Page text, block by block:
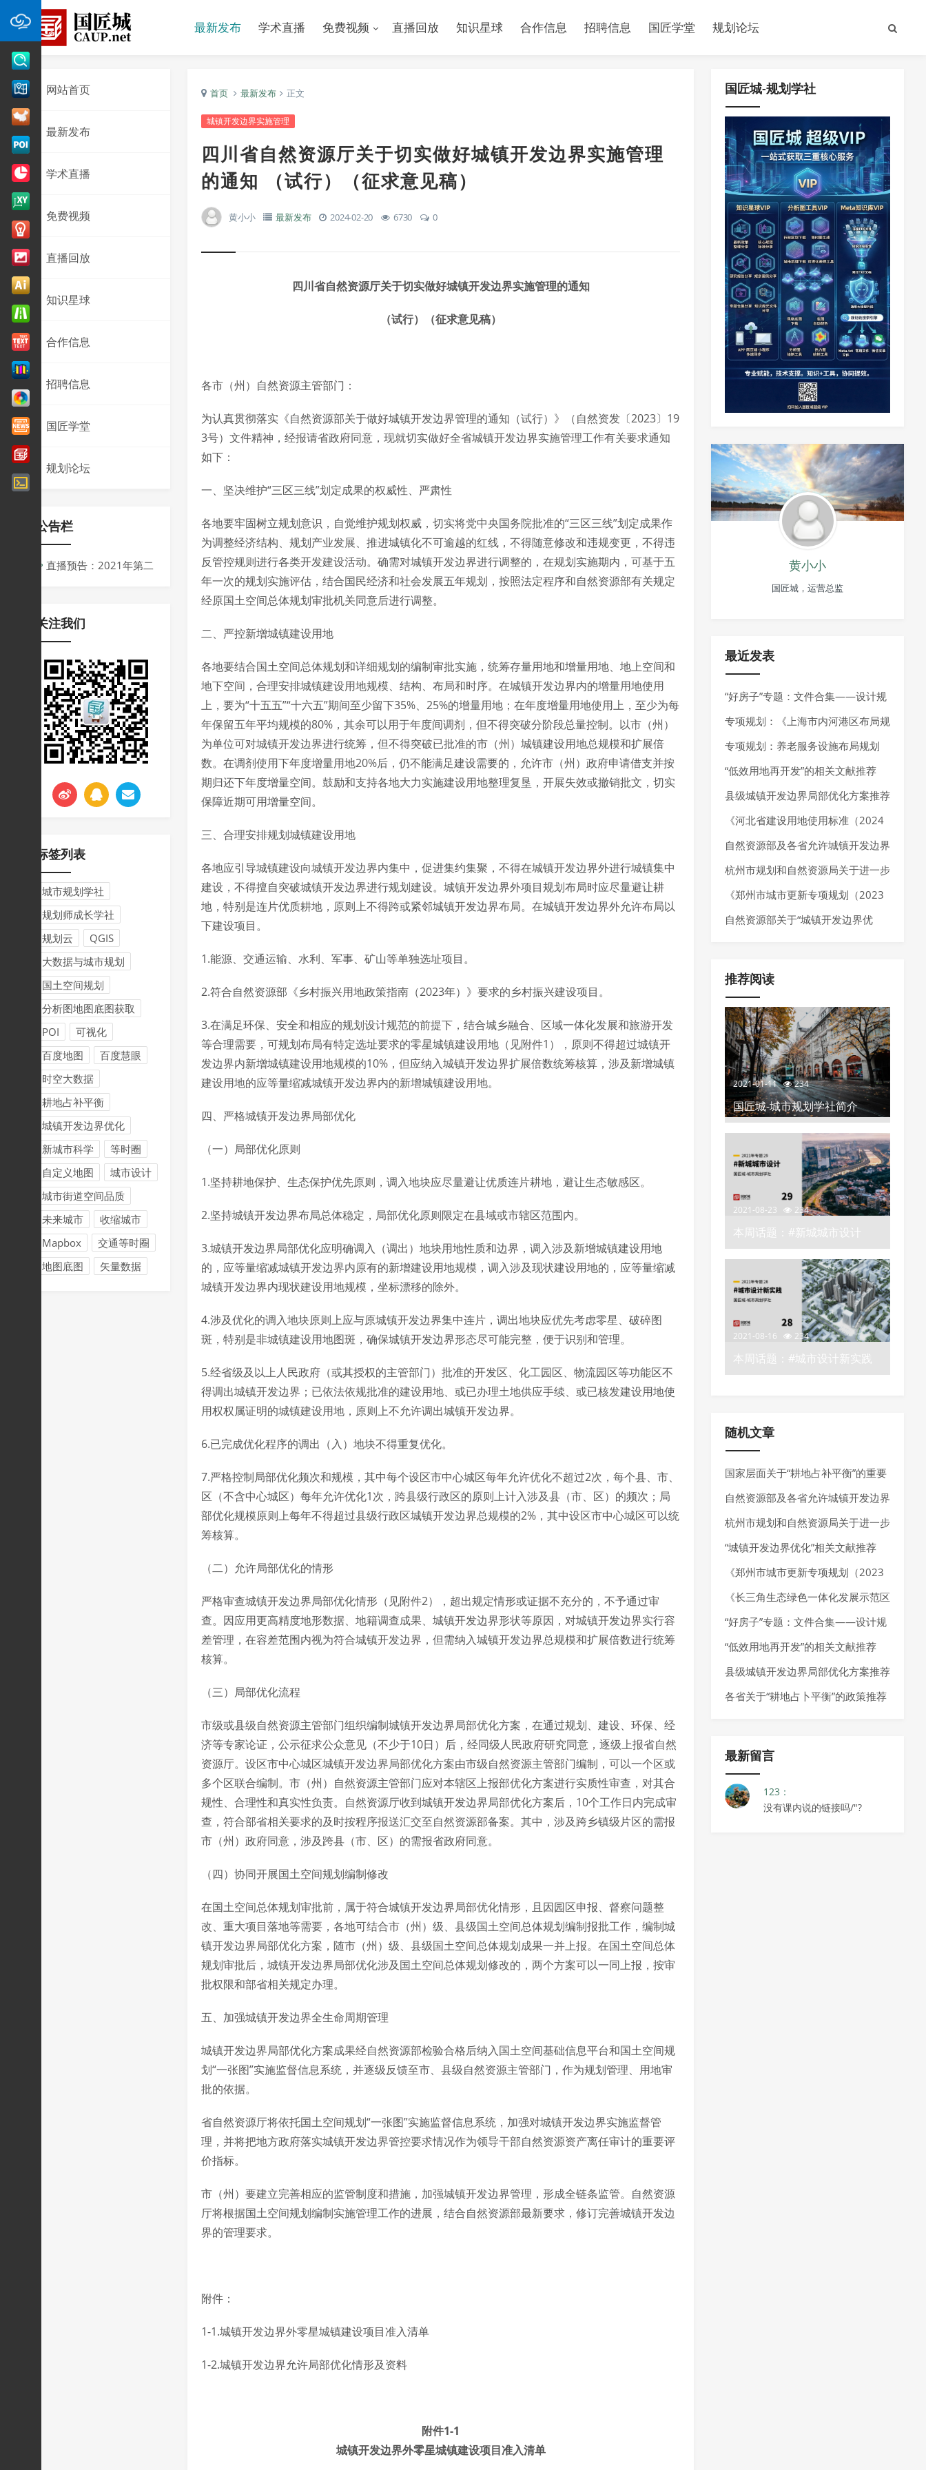
最新发布 学术直播 免费视频 直播回放 知识星球 合作信息 招聘信息 国匠学堂 规划论坛
网站首页
最新发布
学术直播
免费视频
直播回放
知识星球
合作信息
招聘信息
国匠学堂
规划论坛
公告栏
直播预告：2021年第二
挑战与应对
关注我们
标签列表
城市规划学社
规划师成长学社
规划云
QGIS
大数据与城市规划
国土空间规划
分析图地图底图获取
POI
可视化
百度地图
百度慧眼
时空大数据
耕地占补平衡
城镇开发边界优化
新城市科学
等时圈
自定义地图
城市设计
城市街道空间品质
未来城市
收缩城市
Mapbox
交通等时圈
地图底图
矢量数据
首页 最新发布 正文
城镇开发边界实施管理
四川省自然资源厅关于切实做好城镇开发边界实施管理
的通知 （试行）（征求意见稿）
黄小小 最新发布 2024-02-20 6730 0
四川省自然资源厅关于切实做好城镇开发边界实施管理的通知
（试行）（征求意见稿）
各市（州）自然资源主管部门：
为认真贯彻落实《自然资源部关于做好城镇开发边界管理的通知（试行）》（自然资发〔2023〕19
3号）文件精神，经报请省政府同意，现就切实做好全省城镇开发边界实施管理工作有关要求通知
如下：
一、坚决维护“三区三线”划定成果的权威性、严肃性
各地要牢固树立规划意识，自觉维护规划权威，切实将党中央国务院批准的“三区三线”划定成果作
为调整经济结构、规划产业发展、推进城镇化不可逾越的红线，不得随意修改和违规变更，不得违
反管控规则进行各类开发建设活动。确需对城镇开发边界进行调整的，在规划实施期内，可基于五
年一次的规划实施评估，结合国民经济和社会发展五年规划，按照法定程序和自然资源部有关规定
经原国土空间总体规划审批机关同意后进行调整。
二、严控新增城镇建设用地
各地要结合国土空间总体规划和详细规划的编制审批实施，统筹存量用地和增量用地、地上空间和
地下空间，合理安排城镇建设用地规模、结构、布局和时序。在城镇开发边界内的增量用地使用
上，要为“十五五”“十六五”期间至少留下35%、25%的增量用地；在年度增量用地使用上，至少为每
年保留五年平均规模的80%，其余可以用于年度间调剂，但不得突破分阶段总量控制。以市（州）
为单位可对城镇开发边界进行统筹，但不得突破已批准的市（州）城镇建设用地总规模和扩展倍
数。在调剂使用下年度增量用地20%后，仍不能满足建设需要的，允许市（州）政府申请借支并按
期归还下年度增量空间。鼓励和支持各地大力实施建设用地整理复垦，开展失效或撤销批文，切实
保障近期可用增量空间。
三、合理安排规划城镇建设用地
各地应引导城镇建设向城镇开发边界内集中，促进集约集聚，不得在城镇开发边界外进行城镇集中
建设，不得擅自突破城镇开发边界进行规划建设。城镇开发边界外项目规划布局时应尽量避让耕
地，特别是连片优质耕地，原则上不得跨或紧邻城镇开发边界布局。在城镇开发边界外允许布局以
下建设项目。
1.能源、交通运输、水利、军事、矿山等单独选址项目。
2.符合自然资源部《乡村振兴用地政策指南（2023年）》要求的乡村振兴建设项目。
3.在满足环保、安全和相应的规划设计规范的前提下，结合城乡融合、区域一体化发展和旅游开发
等合理需要，可规划布局有特定选址要求的零星城镇建设用地（见附件1），原则不得超过城镇开
发边界内新增城镇建设用地规模的10%，但应纳入城镇开发边界扩展倍数统筹核算，涉及新增城镇
建设用地的应等量缩减城镇开发边界内的新增城镇建设用地。
四、严格城镇开发边界局部优化
（一）局部优化原则
1.坚持耕地保护、生态保护优先原则，调入地块应尽量避让优质连片耕地，避让生态敏感区。
2.坚持城镇开发边界布局总体稳定，局部优化原则限定在县域或市辖区范围内。
3.城镇开发边界局部优化应明确调入（调出）地块用地性质和边界，调入涉及新增城镇建设用地
的，应等量缩减城镇开发边界内原有的新增建设用地规模，调入涉及现状建设用地的，应等量缩减
城镇开发边界内现状建设用地规模，坐标漂移的除外。
4.涉及优化的调入地块原则上应与原城镇开发边界集中连片，调出地块应优先考虑零星、破碎图
斑，特别是非城镇建设用地图斑，确保城镇开发边界形态尽可能完整，便于识别和管理。
5.经省级及以上人民政府（或其授权的主管部门）批准的开发区、化工园区、物流园区等功能区不
得调出城镇开发边界；已依法依规批准的建设用地、或已办理土地供应手续、或已核发建设用地使
用权权属证明的城镇建设用地，原则上不允许调出城镇开发边界。
6.已完成优化程序的调出（入）地块不得重复优化。
7.严格控制局部优化频次和规模，其中每个设区市中心城区每年允许优化不超过2次，每个县、市、
区（不含中心城区）每年允许优化1次，跨县级行政区的原则上计入涉及县（市、区）的频次；局
部优化规模原则上每年不得超过县级行政区城镇开发边界总规模的2%，其中设区市中心城区可以统
筹核算。
（二）允许局部优化的情形
严格审查城镇开发边界局部优化情形（见附件2），超出规定情形或证据不充分的，不予通过审
查。因应用更高精度地形数据、地籍调查成果、城镇开发边界形状等原因，对城镇开发边界实行容
差管理，在容差范围内视为符合城镇开发边界，但需纳入城镇开发边界总规模和扩展倍数进行统筹
核算。
（三）局部优化流程
市级或县级自然资源主管部门组织编制城镇开发边界局部优化方案，在通过规划、建设、环保、经
济等专家论证，公示征求公众意见（不少于10日）后，经同级人民政府研究同意，逐级上报省自然
资源厅。设区市中心城区城镇开发边界局部优化方案由市级自然资源主管部门编制，可以一个区或
多个区联合编制。市（州）自然资源主管部门应对本辖区上报部优化方案进行实质性审查，对其合
规性、合理性和真实性负责。自然资源厅收到城镇开发边界局部优化方案后，10个工作日内完成审
查，符合部省相关要求的及时按程序报送汇交至自然资源部备案。其中，涉及跨乡镇级片区的需报
市（州）政府同意，涉及跨县（市、区）的需报省政府同意。
（四）协同开展国土空间规划编制修改
在国土空间总体规划审批前，属于符合城镇开发边界局部优化情形，且因园区申报、督察问题整
改、重大项目落地等需要，各地可结合市（州）级、县级国土空间总体规划编制报批工作，编制城
镇开发边界局部优化方案，随市（州）级、县级国土空间总体规划成果一并上报。在国土空间总体
规划审批后，城镇开发边界局部优化涉及国土空间总体规划修改的，两个方案可以一同上报，按审
批权限和部省相关规定办理。
五、加强城镇开发边界全生命周期管理
城镇开发边界局部优化方案成果经自然资源部检验合格后纳入国土空间基础信息平台和国土空间规
划“一张图”实施监督信息系统，并逐级反馈至市、县级自然资源主管部门，作为规划管理、用地审
批的依据。
省自然资源厅将依托国土空间规划“一张图”实施监督信息系统，加强对城镇开发边界实施监督管
理，并将把地方政府落实城镇开发边界管控要求情况作为领导干部自然资源资产离任审计的重要评
价指标。
市（州）要建立完善相应的监管制度和措施，加强城镇开发边界管理，形成全链条监管。自然资源
厅将根据国土空间规划编制实施管理工作的进展，结合自然资源部最新要求，修订完善城镇开发边
界的管理要求。
附件：
1-1.城镇开发边界外零星城镇建设项目准入清单
1-2.城镇开发边界允许局部优化情形及资料
附件1-1
城镇开发边界外零星城镇建设项目准入清单
国匠城-规划学社
黄小小
国匠城，运营总监
最近发表
“好房子”专题：文件合集——设计规
范、技术指南、技术导则
专项规划：《上海市内河港区布局规
划（2025-2035年）》发布
专项规划：养老服务设施布局规划
——最新指南请参考《养老服务设施
布局规划编制技术指南（试行）（2
025年7月）》
“低效用地再开发”的相关文献推荐
县级城镇开发边界局部优化方案推荐
《河北省建设用地使用标准（2024
年版）》发布，确定10大类、55个
行业建设项目用地指标。
自然资源部及各省允许城镇开发边界
局部优化的内容
杭州市规划和自然资源局关于进一步
加强规划资源要素保障推动经济高质
量发展的通知
《郑州市城市更新专项规划（2023
—2035 年）》发布，明确城市更新
新项目负面清单
自然资源部关于“城镇开发边界优
推荐阅读
2021-01-11 234
国匠城-城市规划学社简介
2021-08-23 234
本周话题：#新城城市设计
——城市规划学社知识星球
2021-08-16 234
本周话题：#城市设计新实践
——城市规划学社知识星球
随机文章
国家层面关于“耕地占补平衡”的重要
政策推荐
自然资源部及各省允许城镇开发边界
局部优化的内容
杭州市规划和自然资源局关于进一步
加强规划资源要素保障推动经济高质
量发展的通知
“城镇开发边界优化”相关文献推荐
《郑州市城市更新专项规划（2023
—2035 年）》发布，明确城市更新
空间布局、分区分类指引以及城市更
新项目负面清单
《长三角生态绿色一体化发展示范区
国土空间总体规划实施体检评估报告
（2023年度）》发布
“好房子”专题：文件合集——设计规
范、技术指南、技术导则
“低效用地再开发”的相关文献推荐
县级城镇开发边界局部优化方案推荐
各省关于“耕地占卜平衡”的政策推荐
最新留言
123：
没有课内说的链接吗/"?